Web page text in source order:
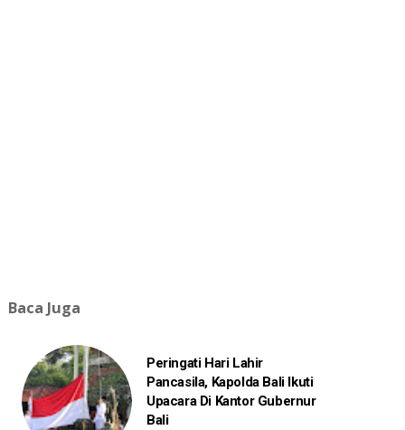
Baca Juga
Peringati Hari Lahir
Pancasila, Kapolda Bali Ikuti
Upacara Di Kantor Gubernur
Bali